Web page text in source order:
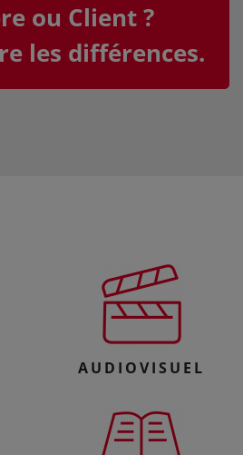
ou Client ?
les différences.
AUDIOVISUEL